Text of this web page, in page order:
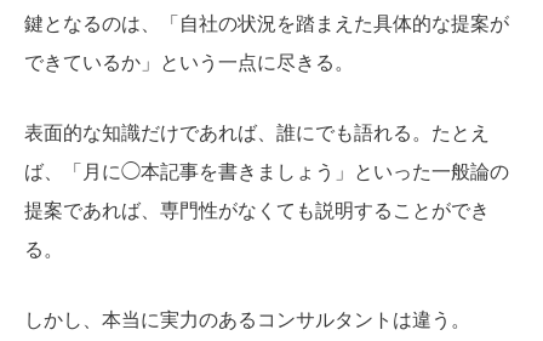
鍵となるのは、「自社の状況を踏まえた具体的な提案が
できているか」という一点に尽きる。
表面的な知識だけであれば、誰にでも語れる。たとえ
ば、「月に◯本記事を書きましょう」といった一般論の
提案であれば、専門性がなくても説明することができ
る。
しかし、本当に実力のあるコンサルタントは違う。